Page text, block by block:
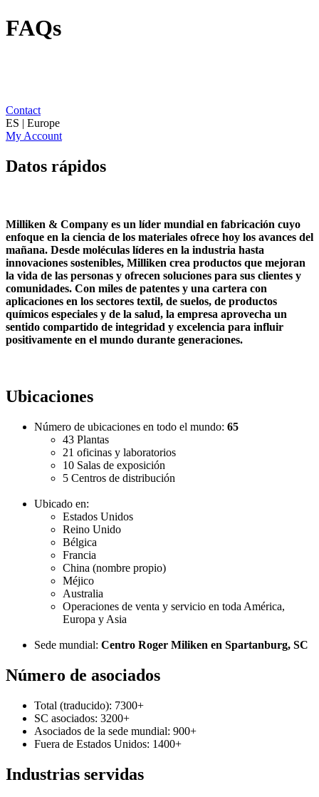
FAQs
Contact
ES | Europe
My Account
Datos rápidos
Milliken & Company es un líder mundial en fabricación cuyo
enfoque en la ciencia de los materiales ofrece hoy los avances del
mañana. Desde moléculas líderes en la industria hasta
innovaciones sostenibles, Milliken crea productos que mejoran
la vida de las personas y ofrecen soluciones para sus clientes y
comunidades. Con miles de patentes y una cartera con
aplicaciones en los sectores textil, de suelos, de productos
químicos especiales y de la salud, la empresa aprovecha un
sentido compartido de integridad y excelencia para influir
positivamente en el mundo durante generaciones.
Ubicaciones
Número de ubicaciones en todo el mundo: 65
43 Plantas
21 oficinas y laboratorios
10 Salas de exposición
5 Centros de distribución
Ubicado en:
Estados Unidos
Reino Unido
Bélgica
Francia
China (nombre propio)
Méjico
Australia
Operaciones de venta y servicio en toda América,
Europa y Asia
Sede mundial: Centro Roger Miliken en Spartanburg, SC
Número de asociados
Total (traducido): 7300+
SC asociados: 3200+
Asociados de la sede mundial: 900+
Fuera de Estados Unidos: 1400+
Industrias servidas